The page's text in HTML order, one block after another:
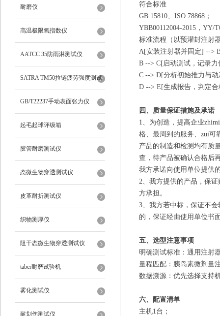
耐磨仪
高温极限氧指数仪
AATCC 35防雨淋测试仪
SATRA TM50拉链疲劳强度测试
仪
GB/T22237手动表面张力仪
起毛起球评级箱
胶管耐磨测试仪
态微生物穿透测试仪
皮革耐折测试仪
织物测厚仪
阻干态微生物穿透测试仪
taber耐磨试验机
雾化测试仪
耐划伤测试仪
‌符合标准‌
GB 15810、ISO 7886‌8；
YBB00112004-2015 ， YY/
标准流程‌（以预灌封注射
A[安装注射器并固定] -->
B --> C[启动测试，记录力
C --> D[分析初始推力与
D --> E[生成报告，判定
四、质量保证措施及承诺
1、 为创造，提高企业
格、最周到的服务、zui可
产品的制造和检测均有质
查，待产品被确认合格后
我方承诺向使用单位提供
2、我方提供的产品，保
方承担。
3、我方若中标，保证不
的，保证经由使用单位书
五、选型注意事项
明确测试标准‌：通用注射
量程匹配‌：胰岛素微剂量
数据溯源‌：优先选择支持
六、配置清单
主机1台；